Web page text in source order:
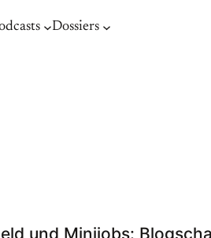
Dossiers
und Minijobs: